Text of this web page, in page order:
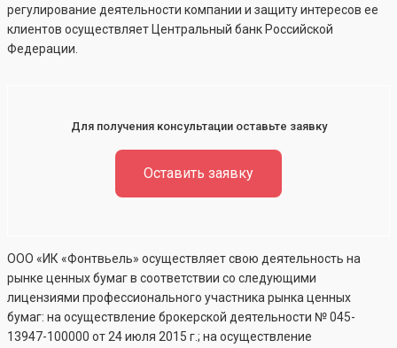
регулирование деятельности компании и защиту интересов ее
клиентов осуществляет Центральный банк Российской
Федерации.
Для получения консультации оставьте заявку
Оставить заявку
ООО «ИК «Фонтвьель» осуществляет свою деятельность на
рынке ценных бумаг в соответствии со следующими
лицензиями профессионального участника рынка ценных
бумаг: на осуществление брокерской деятельности №045-
13947-100000 от 24 июля 2015 г.; на осуществление